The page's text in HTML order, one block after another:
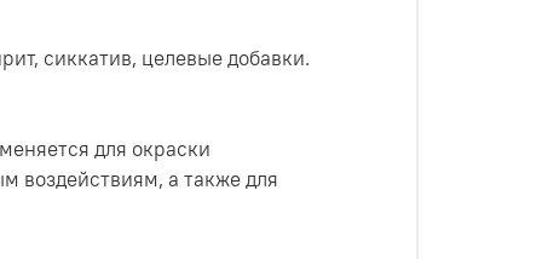
сиккатив, целевые добавки.
для окраски
воздействиям, а также для